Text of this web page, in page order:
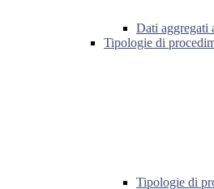
Dati aggregati
Tipologie di
Tipologie di